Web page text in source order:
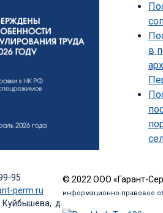
в
95
perm.ru
д.
© 2022 ООО «Гарант-
информационно-правовое